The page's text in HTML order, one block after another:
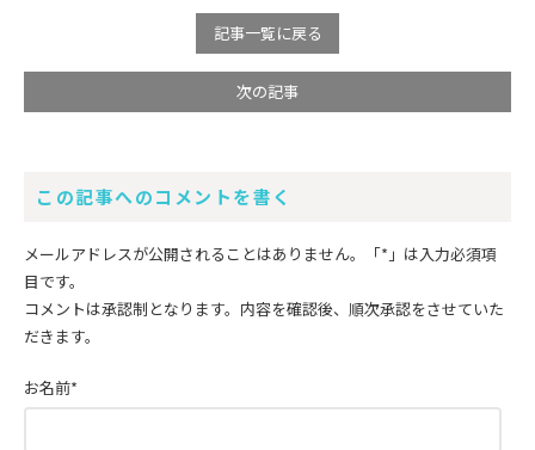
記事一覧に戻る
次の記事
この記事へのコメントを書く
メールアドレスが公開されることはありません。 「*」 は入力必須項
目です。
コメントは承認制となります。内容を確認後、順次承認をさせていた
だきます。
お名前*